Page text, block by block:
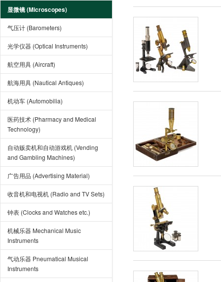
显微镜 (Microscopes)
气压计 (Barometers)
光学仪器 (Optical Instruments)
航空用具 (Aircraft)
航海用具 (Nautical Antiques)
机动车 (Automobilia)
医药技术 (Pharmacy and Medical
Technology)
自动贩卖机和自动游戏机 (Vending
and Gambling Machines)
广告用品 (Advertising Material)
收音机和电视机 (Radio and TV Sets)
钟表 (Clocks and Watches etc.)
机械乐器 Mechanical Music
Instruments
气动乐器 Pneumatical Musical
Instruments